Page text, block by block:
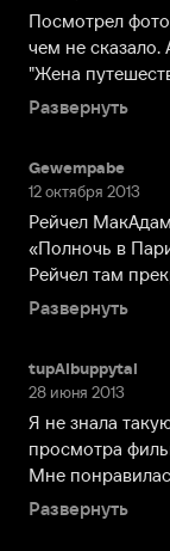
как
приняла
в
фильма
«Дрянные
девчонки»
в
2004
году.
и
в
канадском
телесериале
«Slings
and
Посмотрел
чем не
"Жена
Развернуть
Gewempabe
12 октября 2013
Рейчел
«Полночь в
Рейчел там
посмо...
Развернуть
tupAlbuppytal
28 июня 2013
Я не знала
просмотра
Мне
онлайн...
Развернуть